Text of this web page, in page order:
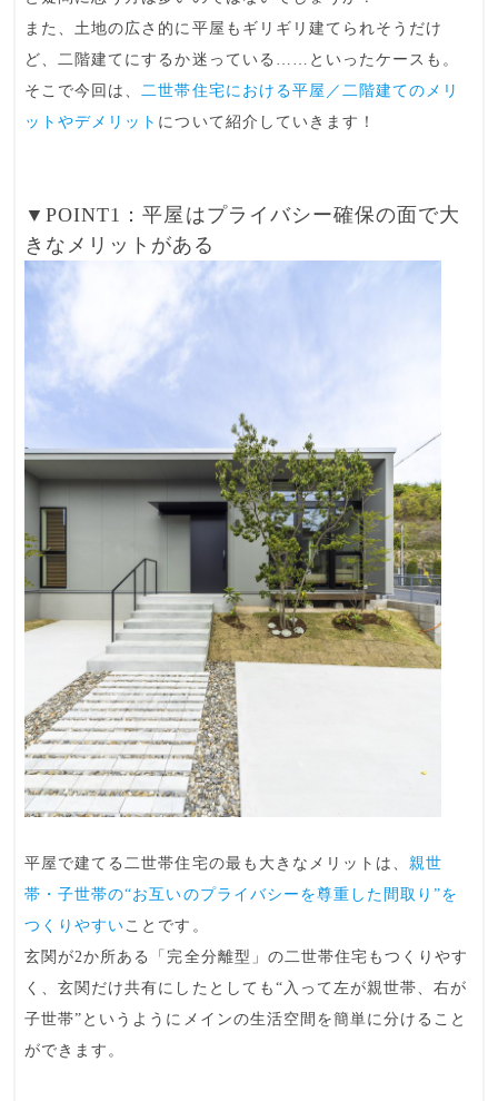
また、土地の広さ的に平屋もギリギリ建てられそうだけ
ど、二階建てにするか迷っている……といったケースも。
そこで今回は、二世帯住宅における平屋／二階建てのメリ
ットやデメリット について紹介していきます！
▼POINT1：平屋はプライバシー確保の面で大
きなメリットがある
平屋で建てる二世帯住宅の最も大きなメリットは、親世
帯・子世帯の“お互いのプライバシーを尊重した間取り”を
つくりやすいことです。
玄関が2か所ある「完全分離型」の二世帯住宅もつくりやす
く、玄関だけ共有にしたとしても“入って左が親世帯、右が
子世帯”というようにメインの生活空間を簡単に分けること
ができます。